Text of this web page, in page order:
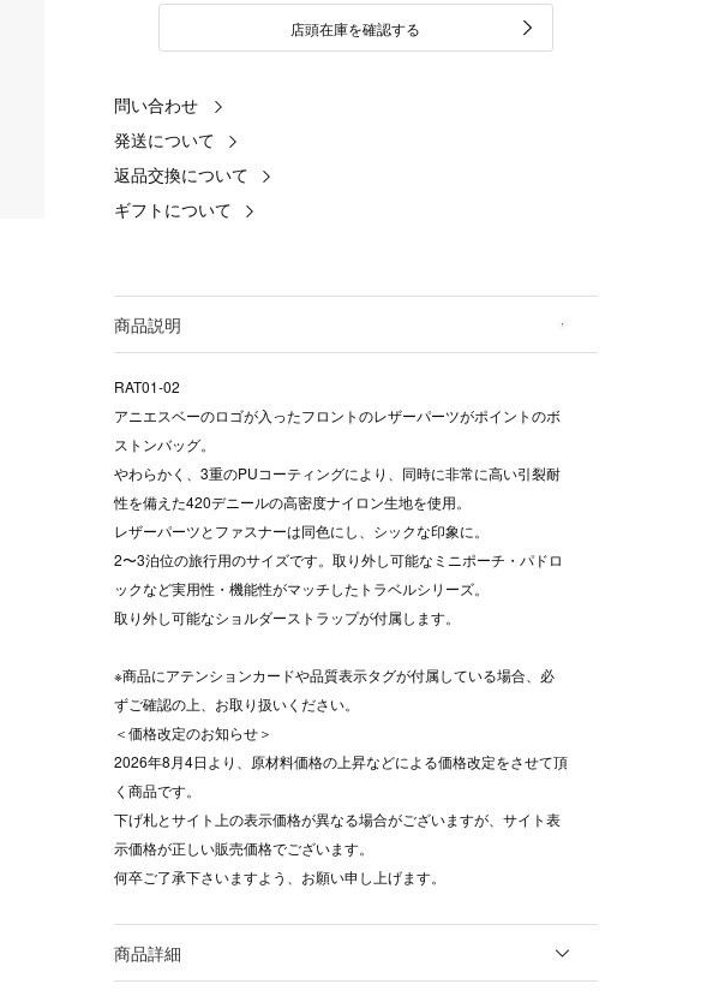
店頭在庫を確認する
問い合わせ
発送について
返品交換について
ギフトについて
商品説明
RAT01-02
アニエスベーのロゴが入ったフロントのレザーパーツがポイントのボ
ストンバッグ。
やわらかく、3重のPUコーティングにより、同時に非常に高い引裂耐
性を備えた420デニールの高密度ナイロン生地を使用。
レザーパーツとファスナーは同色にし、シックな印象に。
2〜3泊位の旅行用のサイズです。取り外し可能なミニポーチ・パドロ
ックなど実用性・機能性がマッチしたトラベルシリーズ。
取り外し可能なショルダーストラップが付属します。
※商品にアテンションカードや品質表示タグが付属している場合、必
ずご確認の上、お取り扱いください。
＜価格改定のお知らせ＞
2026年8月4日より、原材料価格の上昇などによる価格改定をさせて頂
く商品です。
下げ札とサイト上の表示価格が異なる場合がございますが、サイト表
示価格が正しい販売価格でございます。
何卒ご了承下さいますよう、お願い申し上げます。
商品詳細